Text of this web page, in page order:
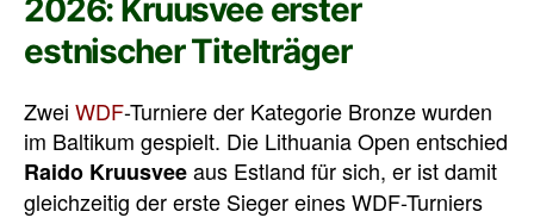
2026: Kruusvee erster
estnischer Titelträger
Zwei WDF-Turniere der Kategorie Bronze wurden
im Baltikum gespielt. Die Lithuania Open entschied
Raido Kruusveeaus Estland für sich, er ist damit
gleichzeitig der erste Sieger eines WDF-Turniers